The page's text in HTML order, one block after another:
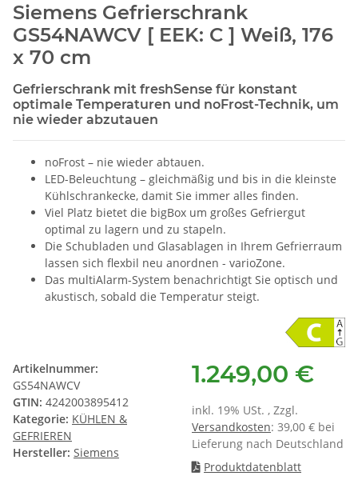
Siemens Gefrierschrank
GS54NAWCV [ EEK: C ] Weiß, 176
x 70 cm
Gefrierschrank mit freshSense für konstant
optimale Temperaturen und noFrost-Technik, um
nie wieder abzutauen
noFrost – nie wieder abtauen.
LED-Beleuchtung – gleichmäßig und bis in die kleinste
Kühlschrankecke, damit Sie immer alles finden.
Viel Platz bietet die bigBox um großes Gefriergut
optimal zu lagern und zu stapeln.
Die Schubladen und Glasablagen in Ihrem Gefrierraum
lassen sich flexbil neu anordnen - varioZone.
Das multiAlarm-System benachrichtigt Sie optisch und
akustisch, sobald die Temperatur steigt.
Artikelnummer:
GS54NAWCV
GTIN: 4242003895412
Kategorie: KÜHLEN &
GEFRIEREN
Hersteller: Siemens
1.249,00 €
inkl. 19% USt. , Zzgl.
Versandkosten: 39,00 € bei
Lieferung nach Deutschland
Produktdatenblatt